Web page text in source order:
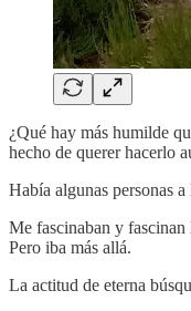
¿Qué hay más humilde
hecho de querer hacerlo
Había algunas personas
Me fascinaban y
Pero iba más allá.
La actitud de eterna